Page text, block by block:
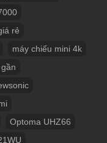
rẻ
máy chiếu mini 4k
Optoma UHZ66